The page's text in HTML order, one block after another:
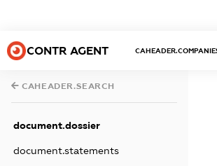
CONTR AGENT
CAHEADER.SEARCH
document.dossier
document.statements